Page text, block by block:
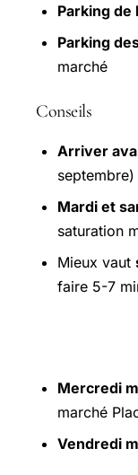
Parking de
Parking
marché
Conseils
Arriver
Mardi et
saturation
Mieux vaut
faire 5-7
Mercredi
marché
Vendredi